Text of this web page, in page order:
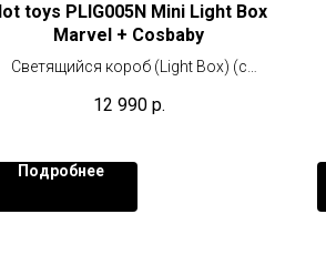
toys PLIG005N Mini Light Box
Marvel + Соsbаby
Светящийся короб (Light Box) (с
USB кабель в комплекте.
12 990 р.
Подробнее